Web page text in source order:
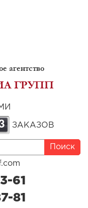
агентство
ГРУПП
ЗАКАЗОВ
Поиск
61
81